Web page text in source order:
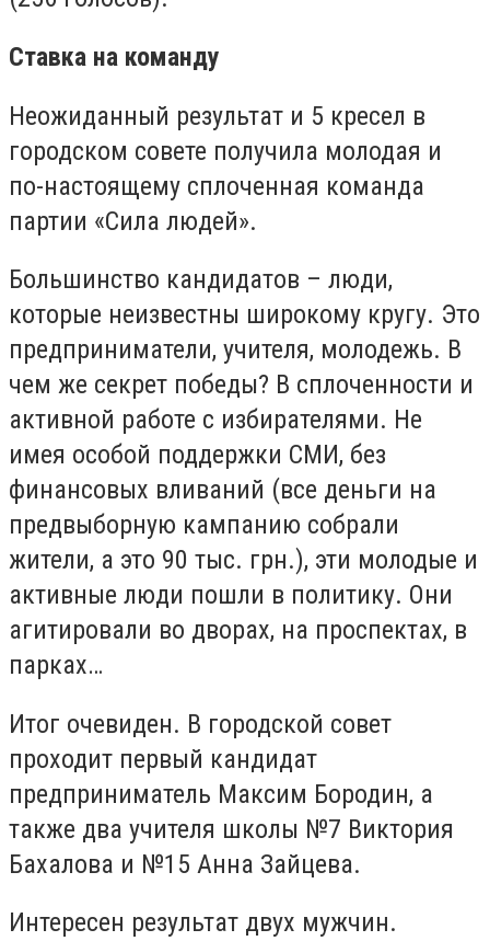
Ставка на команду
Неожиданный результат и 5 кресел в
городском совете получила молодая и
по-настоящему сплоченная команда
партии «Сила людей».
Большинство кандидатов – люди,
которые неизвестны широкому кругу. Это
предприниматели, учителя, молодежь. В
чем же секрет победы? В сплоченности и
активной работе с избирателями. Не
имея особой поддержки СМИ, без
финансовых вливаний (все деньги на
предвыборную кампанию собрали
жители, а это 90 тыс. грн.), эти молодые и
активные люди пошли в политику. Они
агитировали во дворах, на проспектах, в
парках…
Итог очевиден. В городской совет
проходит первый кандидат
предприниматель Максим Бородин, а
также два учителя школы №7 Виктория
Бахалова и №15 Анна Зайцева.
Интересен результат двух мужчин.